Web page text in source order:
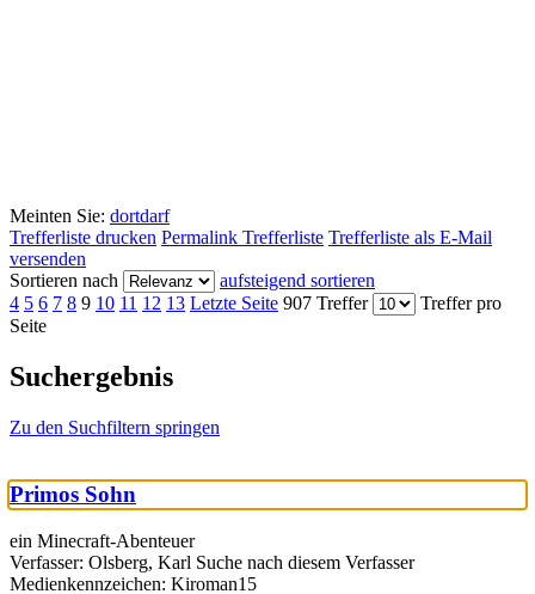
Meinten Sie: dortdarf
Trefferliste drucken Permalink Trefferliste Trefferliste als E-Mail
versenden
Sortieren nach
aufsteigend sortieren
4 5 6 7 8 9 10 11 12 13 Letzte Seite 907 Treffer
Treffer pro
Seite
Suchergebnis
Zu den Suchfiltern springen
Primos Sohn
ein Minecraft-Abenteuer
Verfasser: Olsberg, Karl Suche nach diesem Verfasser
Medienkennzeichen: Kiroman15